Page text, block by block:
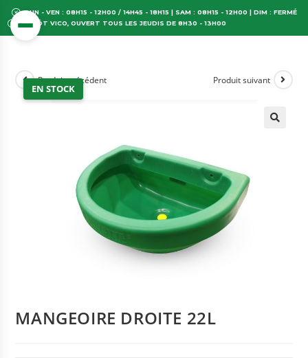
LUN - VEN : 08H15 - 12H00 / 14H45 - 18H15 | SAM : 08H15 - 12H00 | DIM : FERMÉ
DÉPÔT VICO, OUVERT TOUS LES JEUDIS DE 8H30 - 13H00
EN STOCK
Produit précédent Produit suivant
MANGEOIRE DROITE 22L